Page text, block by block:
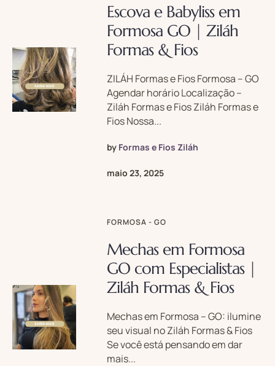
Escova e Babyliss em
Formosa GO | Ziláh
Formas & Fios
ZILÁH Formas e Fios Formosa – GO
Agendar horário Localização –
Ziláh Formas e Fios Ziláh Formas e
Fios Nossa...
by Formas e Fios Ziláh
maio 23, 2025
FORMOSA - GO
Mechas em Formosa
GO com Especialistas |
Ziláh Formas & Fios
Mechas em Formosa – GO: ilumine
seu visual no Ziláh Formas & Fios
Se você está pensando em dar
mais...